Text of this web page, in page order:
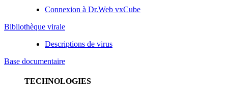
Connexion à Dr.Web vxCube
Bibliothèque virale
Descriptions de virus
Base documentaire
TECHNOLOGIES